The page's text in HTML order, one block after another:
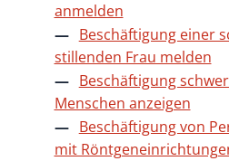
anmelden
Beschäftigung einer
stillenden Frau melden
Beschäftigung
Menschen anzeigen
Beschäftigung von
mit